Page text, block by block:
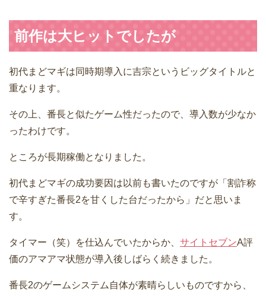
前作は大ヒットでしたが
初代まどマギは同時期導入に吉宗というビッグタイトルと
重なります。
その上、番長と似たゲーム性だったので、導入数が少なか
ったわけです。
ところが長期稼働となりました。
初代まどマギの成功要因は以前も書いたのですが「割詐称
で辛すぎた番長2を甘くした台だったから」だと思いま
す。
タイマー（笑）を仕込んでいたからか、 サイトセブンA評
価のアマアマ状態が導入後しばらく続きました。
番長2のゲームシステム自体が素晴らしいものですから、